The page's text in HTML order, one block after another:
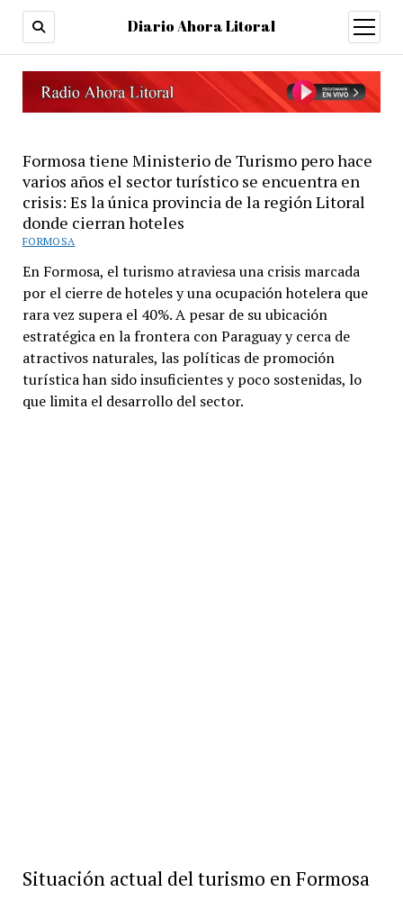
Diario Ahora Litoral
open
menu
Formosa tiene Ministerio de Turismo pero hace
varios años el sector turístico se encuentra en
crisis: Es la única provincia de la región Litoral
donde cierran hoteles
FORMOSA
En Formosa, el turismo atraviesa una crisis marcada
por el cierre de hoteles y una ocupación hotelera que
rara vez supera el 40%. A pesar de su ubicación
estratégica en la frontera con Paraguay y cerca de
atractivos naturales, las políticas de promoción
turística han sido insuficientes y poco sostenidas, lo
que limita el desarrollo del sector.
Situación actual del turismo en Formosa